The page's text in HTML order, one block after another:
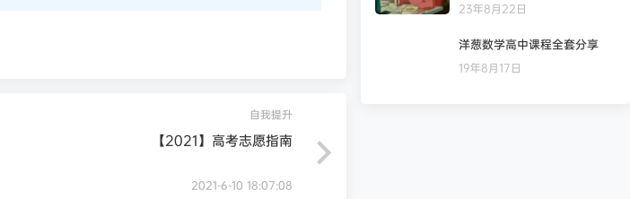
自我提升
【2021】高考志愿指南
2021-6-10 18:07:08
23年8月22日
洋葱数学高中课程全套分享
19年8月17日